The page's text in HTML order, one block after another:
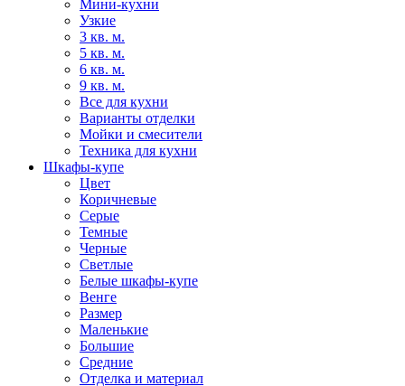
Мини-кухни
Узкие
3 кв. м.
5 кв. м.
6 кв. м.
9 кв. м.
Все для кухни
Варианты отделки
Мойки и смесители
Техника для кухни
Шкафы-купе
Цвет
Коричневые
Серые
Темные
Черные
Светлые
Белые шкафы-купе
Венге
Размер
Маленькие
Большие
Средние
Отделка и материал